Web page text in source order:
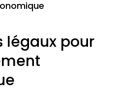
légaux pour